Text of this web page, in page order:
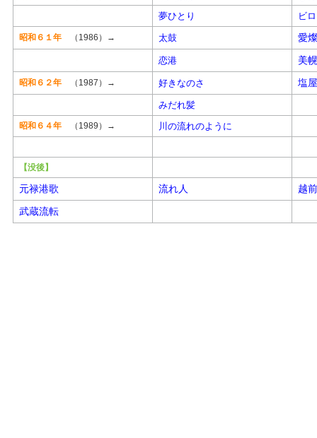
夢ひとり
ビ
昭和６１年 （1986）→ 太鼓 愛
恋港 美
昭和６２年 （1987）→ 好きなのさ 塩
みだれ髪
昭和６４年 （1989）→ 川の流れのように
【没後】
元禄港歌 流れ人
越
武蔵流転